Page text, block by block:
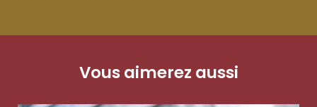
Vous aimerez aussi